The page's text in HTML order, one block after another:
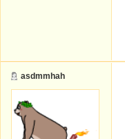
asdmmhah